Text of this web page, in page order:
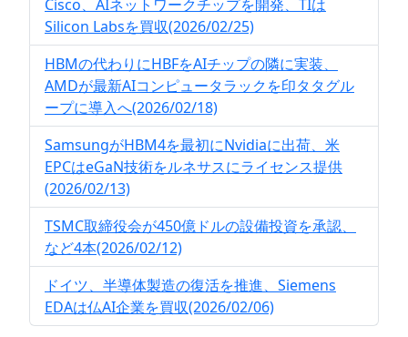
Cisco、AIネットワークチップを開発、TIは
Silicon Labsを買収(2026/02/25)
HBMの代わりにHBFをAIチップの隣に実装、
AMDが最新AIコンピュータラックを印タタグル
ープに導入へ(2026/02/18)
SamsungがHBM4を最初にNvidiaに出荷、米
EPCはeGaN技術をルネサスにライセンス提供
(2026/02/13)
TSMC取締役会が450億ドルの設備投資を承認、
など4本(2026/02/12)
ドイツ、半導体製造の復活を推進、Siemens
EDAは仏AI企業を買収(2026/02/06)